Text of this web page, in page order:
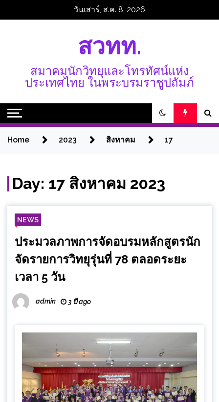
วันเสาร์, ส.ค. 8, 2026
สวทท.
สมาคมนักวิทยุและโทรทัศน์แห่ง
ประเทศไทย ในพระบรมราชูปถัมภ์
Home 2023 สิงหาคม 17
Day: 17 สิงหาคม 2023
NEWS
ประมวลภาพการจัดอบรมหลักสูตรนัก
จัดรายการวิทยุรุ่นที่ 78 ตลอดระยะ
เวลา 5 วัน
admin 3 ปี ago